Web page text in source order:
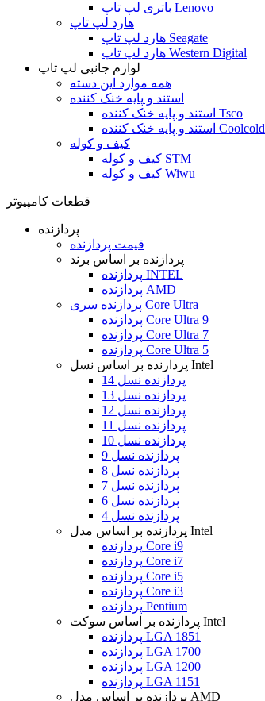
باتری لپ تاپ Lenovo
هارد لپ تاپ
هارد لپ تاپ Seagate
هارد لپ تاپ Western Digital
لوازم جانبی لپ تاپ
همه موارد این دسته
استند و پایه خنک کننده
استند و پایه خنک کننده Tsco
استند و پایه خنک کننده Coolcold
کیف و کوله
کیف و کوله STM
کیف و کوله Wiwu
قطعات کامپیوتر
پردازنده
قیمت پردازنده
پردازنده بر اساس برند
پردازنده INTEL
پردازنده AMD
پردازنده سری Core Ultra
پردازنده Core Ultra 9
پردازنده Core Ultra 7
پردازنده Core Ultra 5
پردازنده بر اساس نسل Intel
پردازنده نسل 14
پردازنده نسل 13
پردازنده نسل 12
پردازنده نسل 11
پردازنده نسل 10
پردازنده نسل 9
پردازنده نسل 8
پردازنده نسل 7
پردازنده نسل 6
پردازنده نسل 4
پردازنده بر اساس مدل Intel
پردازنده Core i9
پردازنده Core i7
پردازنده Core i5
پردازنده Core i3
پردازنده Pentium
پردازنده بر اساس سوکت Intel
پردازنده LGA 1851
پردازنده LGA 1700
پردازنده LGA 1200
پردازنده LGA 1151
پردازنده بر اساس مدل AMD